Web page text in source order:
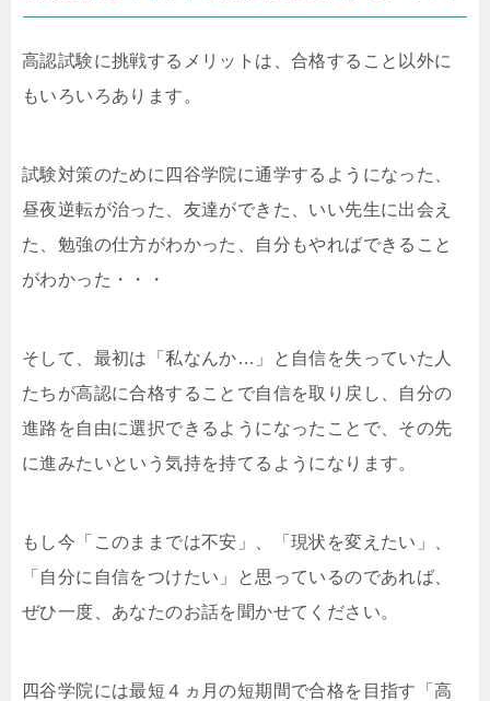
高認試験に挑戦するメリットは、合格すること以外に
もいろいろあります。
試験対策のために四谷学院に通学するようになった、
昼夜逆転が治った、友達ができた、いい先生に出会え
た、勉強の仕方がわかった、自分もやればできること
がわかった・・・
そして、最初は「私なんか…」と自信を失っていた人
たちが高認に合格することで自信を取り戻し、自分の
進路を自由に選択できるようになったことで、その先
に進みたいという気持を持てるようになります。
もし今「このままでは不安」、「現状を変えたい」、
「自分に自信をつけたい」と思っているのであれば、
ぜひ一度、あなたのお話を聞かせてください。
四谷学院には最短４ヵ月の短期間で合格を目指す「高